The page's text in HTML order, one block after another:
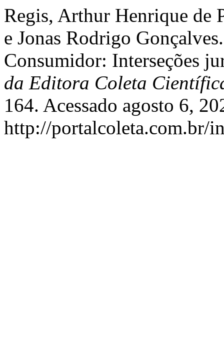
Regis, Arthur Henrique de
e Jonas Rodrigo
Consumidor: Interseções
da Editora Coleta
164. Acessado agosto 6,
http://portalcoleta.com.br/